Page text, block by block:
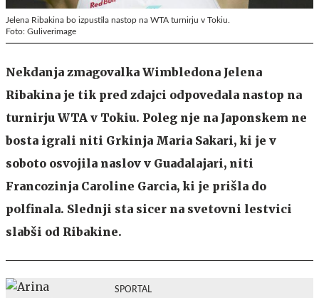
Jelena Ribakina bo izpustila nastop na WTA turnirju v Tokiu.
Foto: Guliverimage
Nekdanja zmagovalka Wimbledona Jelena
Ribakina je tik pred zdajci odpovedala nastop na
turnirju WTA v Tokiu. Poleg nje na Japonskem ne
bosta igrali niti Grkinja Maria Sakari, ki je v
soboto osvojila naslov v Guadalajari, niti
Francozinja Caroline Garcia, ki je prišla do
polfinala. Slednji sta sicer na svetovni lestvici
slabši od Ribakine.
SPORTAL